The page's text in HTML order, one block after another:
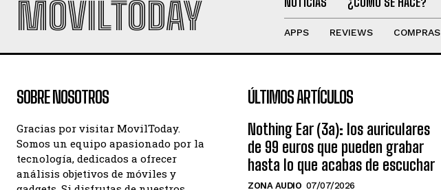
MOVILTODAY APPS REVIEWS COMPRAS
SOBRE NOSOTROS
Gracias por visitar MovilToday.
Somos un equipo apasionado por la
tecnología, dedicados a ofrecer
análisis objetivos de móviles y
ÚLTIMOS ARTÍCULOS
Nothing Ear (3a): los auriculares
de 99 euros que pueden grabar
hasta lo que acabas de escuchar
ZONA AUDIO 07/07/2026